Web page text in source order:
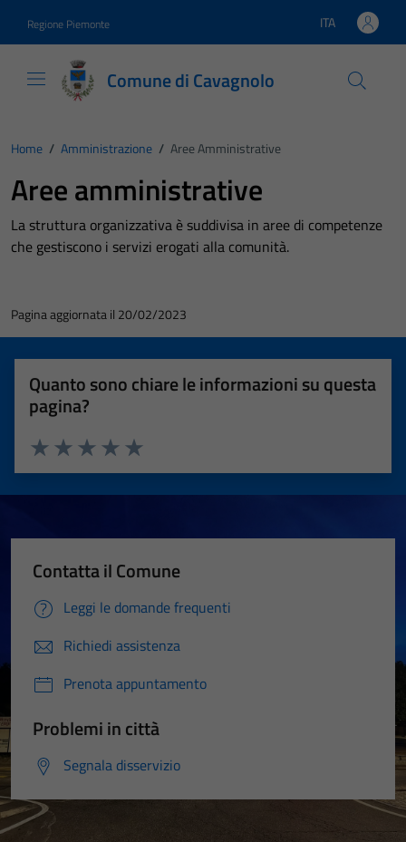
Regione Piemonte Lingua attiva:
ITA
Comune di Cavagnolo
Home / Amministrazione / Aree Amministrative
Aree amministrative
La struttura organizzativa è suddivisa in aree di competenze
che gestiscono i servizi erogati alla comunità.
Pagina aggiornata il 20/02/2023
Quanto sono chiare le informazioni su questa
pagina?
Valuta 5 stelle su 5
Valuta 4 stelle su 5
Valuta 3 stelle su 5
Valuta 2 stelle su 5
Valuta 1 stelle su 5
Contatta il Comune
Leggi le domande frequenti
Richiedi assistenza
Prenota appuntamento
Problemi in città
Segnala disservizio